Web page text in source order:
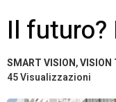
Il futuro?
SMART VISION,VISION
45 Visualizzazioni